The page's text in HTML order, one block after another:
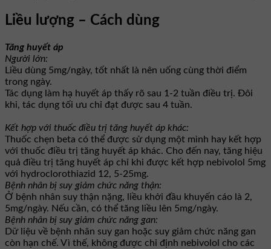
Liều lượng – Cách dùng
Tăng huyết áp
Người lớn:
Liều dùng 5mg/ngày, tốt nhất là nên uống cùng thời điểm
trong ngày.
Tác dụng làm hạ huyết áp thấy rõ sau 1-2 tuần điều trị. Đôi
khi, tác dụng tối ưu chỉ đạt được sau 4 tuần.
Kết hợp với thuốc điều trị tăng huyết áp khác:
Thuốc chẹn beta có thể được sử dụng một mình hay kết hợp
với thuốc điều trị tăng huyết áp khác. Cho đến nay, tăng hiệu
quả điều trị tăng huyết áp chỉ khi được kết hợp nebivolol 5mg
với hydroclorothiazid 12, 5-25mg.
Bệnh nhân bị suy giảm chức năng thận:
Ở bệnh nhân suy thận nặng, liều khởi đầu khuyến cáo là 2,
5mg/ngày. Nếu cần, có thể tăng liều lên 5mg/ngày.
Bệnh nhân bị suy giảm chức năng gan:
Dữ liệu về bệnh nhân suy gan hoặc suy giảm chức năng gan
còn hạn chế. Vì thế, không được chỉ định nebivolol cho các